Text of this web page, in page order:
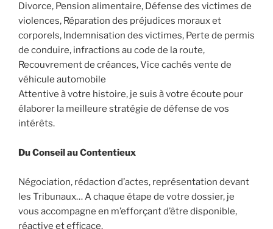
Divorce, Pension alimentaire, Défense des victimes de
violences, Réparation des préjudices moraux et
corporels, Indemnisation des victimes, Perte de permis
de conduire, infractions au code de la route,
Recouvrement de créances, Vice cachés vente de
véhicule automobile
Attentive à votre histoire, je suis à votre écoute pour
élaborer la meilleure stratégie de défense de vos
intérêts.
Du Conseil au Contentieux
Négociation, rédaction d’actes, représentation devant
les Tribunaux… A chaque étape de votre dossier, je
vous accompagne en m’efforçant d’être disponible,
réactive et efficace.